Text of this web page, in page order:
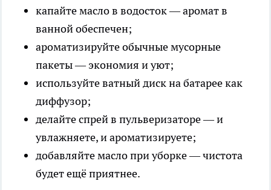
капайте масло в водосток — аромат в
ванной обеспечен;
ароматизируйте обычные мусорные
пакеты — экономия и уют;
используйте ватный диск на батарее как
диффузор;
делайте спрей в пульверизаторе — и
увлажняете, и ароматизируете;
добавляйте масло при уборке — чистота
будет ещё приятнее.